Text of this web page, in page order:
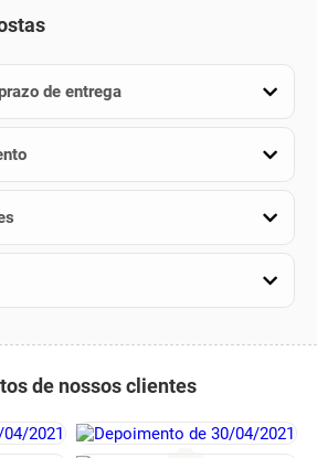
de entrega
de nossos clientes